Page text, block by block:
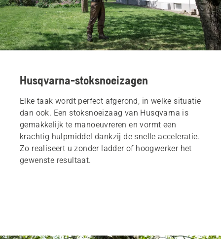
Husqvarna-stoksnoeizagen
Elke taak wordt perfect afgerond, in welke situatie
dan ook. Een stoksnoeizaag van Husqvarna is
gemakkelijk te manoeuvreren en vormt een
krachtig hulpmiddel dankzij de snelle acceleratie.
Zo realiseert u zonder ladder of hoogwerker het
gewenste resultaat.